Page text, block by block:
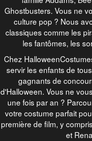
Ghostbusters. Vous ne
culture pop ? Nous
classiques comme les
les fantômes, les
Chez
servir les enfants de
gagnants de
d'Halloween. Vous ne
une fois par an ?
votre costume parfait
première de film, y
et